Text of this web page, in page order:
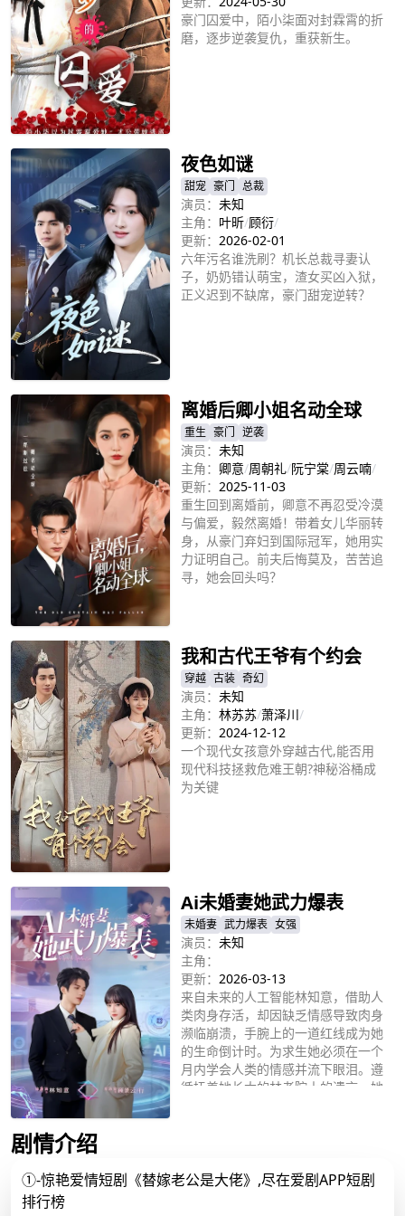
豪门囚爱中，陌小柒面对封霖霄的折
磨，逐步逆袭复仇，重获新生。
夜色如谜
甜宠 豪门 总裁
演员： 未知
主角： 叶昕/顾衍/
更新： 2026-02-01
六年污名谁洗刷？机长总裁寻妻认
子，奶奶错认萌宝，渣女买凶入狱，
正义迟到不缺席，豪门甜宠逆转？
离婚后卿小姐名动全球
重生 豪门 逆袭
演员： 未知
主角： 卿意/周朝礼/阮宁棠/周云喃/
更新： 2025-11-03
重生回到离婚前，卿意不再忍受冷漠
与偏爱，毅然离婚！带着女儿华丽转
身，从豪门弃妇到国际冠军，她用实
力证明自己。前夫后悔莫及，苦苦追
寻，她会回头吗？
我和古代王爷有个约会
穿越 古装 奇幻
演员： 未知
主角： 林苏苏/萧泽川/
更新： 2024-12-12
一个现代女孩意外穿越古代,能否用
现代科技拯救危难王朝?神秘浴桶成
为关键
Ai未婚妻她武力爆表
未婚妻 武力爆表 女强
演员： 未知
主角：
更新： 2026-03-13
来自未来的人工智能林知意，借助人
类肉身存活，却因缺乏情感导致肉身
濒临崩溃，手腕上的一道红线成为她
的生命倒计时。为求生她必须在一个
月内学会人类的情感并流下眼泪。遵
循抚养她长大的林老院士的遗言，她
剧情介绍
①-惊艳爱情短剧《替嫁老公是大佬》,尽在爱剧APP短剧
排行榜